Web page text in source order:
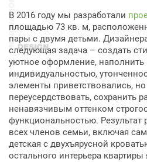
В 2016 году мы разработали
площадью 73 кв. м,
пары с двумя детьми.
следующая задача – создать
уютное оформление, наполнить
индивидуальностью,
элементы приветствовались,
переусердствовать, сохранить
ненавязчивым оттенком
функциональностью. Результат
всех членов семьи, включая
детская с двухъярусной
остального интерьера